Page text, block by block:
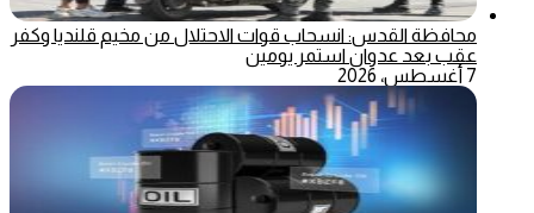
محافظة القدس: انسحاب قوات الاحتلال من مخيم قلنديا وكفر
عقب بعد عدوان استمر يومين
7 أغسطس، 2026